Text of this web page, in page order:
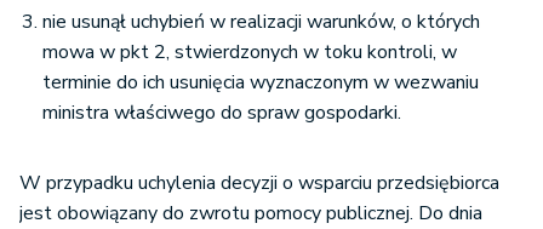
nie usunął uchybień w realizacji warunków, o których
mowa w pkt 2, stwierdzonych w toku kontroli, w
terminie do ich usunięcia wyznaczonym w wezwaniu
ministra właściwego do spraw gospodarki.
W przypadku uchylenia decyzji o wsparciu przedsiębiorca
jest obowiązany do zwrotu pomocy publicznej. Do dnia